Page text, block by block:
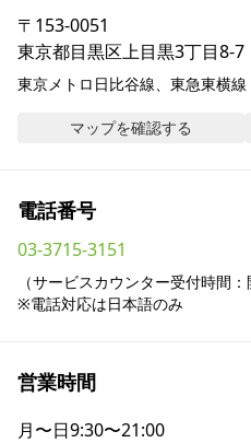
Contact us in
〒 153-0051
東京都目黒区上目黒3丁目8-7
東京メトロ日比谷線、東急東横
マップを確認する
電話番号
03-3715-3151
（サービスカウンター受付時間：
※電話対応は日本語のみ
営業時間
月〜日9:30〜21:00